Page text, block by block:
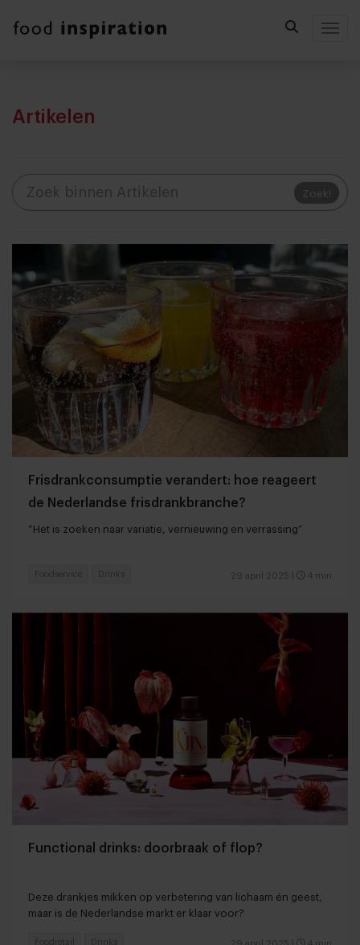
Artikelen
Zoek!
Frisdrankconsumptie verandert: hoe reageert
de Nederlandse frisdrankbranche?
“Het is zoeken naar variatie, vernieuwing en verrassing”
29 april 2025 4 min
Foodservice Drinks
Functional drinks: doorbraak of flop?
Deze drankjes mikken op verbetering van lichaam én geest,
maar is de Nederlandse markt er klaar voor?
Foodretail Drinks